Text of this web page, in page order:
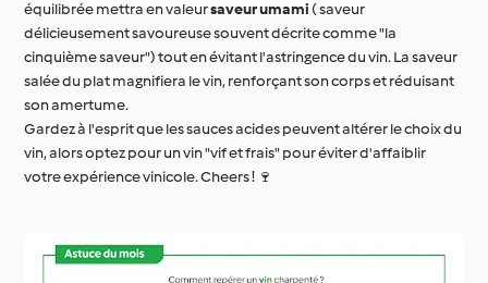
salée du plat magnifiera le vin, renforçant son corps et réduisant
son amertume.
Gardez à l'esprit que les sauces acides peuvent altérer le choix du
vin, alors optez pour un vin "vif et frais" pour éviter d'affaiblir
votre expérience vinicole. Cheers ! 🍷